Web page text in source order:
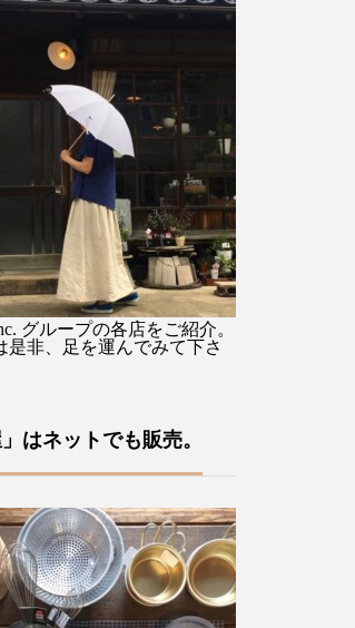
持ちやすすく持ち手の
タッセル付ストラップ
通せば両手が使えて便
よ♡・・ぜひお気に入
本をみつけてください
日のギフトラッピング
ております♡・・「傳
ツタエノヒガサ」日傘
な工程に熟練した職人
の技術、手作業を要
本国内でしかできない
現代だからこそ意匠と
わせ、それを使う人の
います・・・営業時間
18:00店休日 年末年
当店オンラインショッ
ご購入できます！！ht
るジャケット
心地のデラヴ
肉感をを拾わ
風合いよく仕
す・ぜひ店頭
みてください
ージュ、ブラ
その他にも今
tayutau#ブラ
ネート#春コー
根旅行
グループの各店をご紹介。
是非、足を運んでみて下さ
」はネットでも販売。